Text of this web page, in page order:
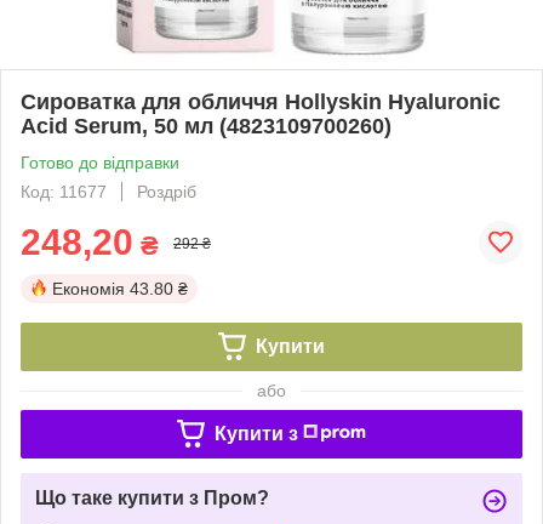
Сироватка для обличчя Hollyskin Hyaluronic
Acid Serum, 50 мл (4823109700260)
Готово до відправки
Код: 11677
Роздріб
248,20 ₴ 292 ₴
Економія 43.80 ₴
Купити
або
Купити з
Що таке купити з Пром?